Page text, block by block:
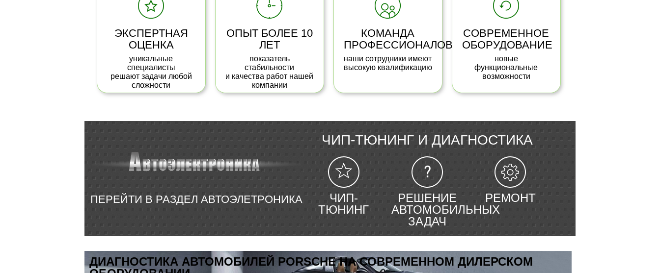
ЭКСПЕРТНАЯ
ОЦЕНКА
уникальные
специалисты
решают задачи любой
сложности
ОПЫТ БОЛЕЕ 10
ЛЕТ
показатель
стабильности
и качества работ нашей
компании
КОМАНДА
ПРОФЕССИОНАЛОВ
наши сотрудники имеют
высокую квалификацию
СОВРЕМЕННОЕ
ОБОРУДОВАНИЕ
новые
функциональные
возможности
Автоэлектроника
ПЕРЕЙТИ В РАЗДЕЛ АВТОЭЛЕТРОНИКА
ЧИП-ТЮНИНГ И ДИАГНОСТИКА
ЧИП-
ТЮНИНГ
РЕШЕНИЕ
АВТОМОБИЛЬНЫХ
ЗАДАЧ
РЕМОНТ
ДИАГНОСТИКА АВТОМОБИЛЕЙ PORSCHE НА СОВРЕМЕННОМ ДИЛЕРСКОМ